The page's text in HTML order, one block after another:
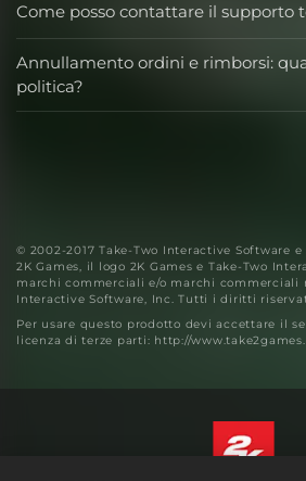
Come posso contattare il supporto
Annullamento ordini e rimborsi:
politica?
© 2002-2017 Take-Two Interactive Software
2K Games, il logo 2K Games e Take-Two
marchi commerciali e/o marchi commerciali
Interactive Software, Inc. Tutti i diritti
Per usare questo prodotto devi accettare il
licenza di terze parti: http://